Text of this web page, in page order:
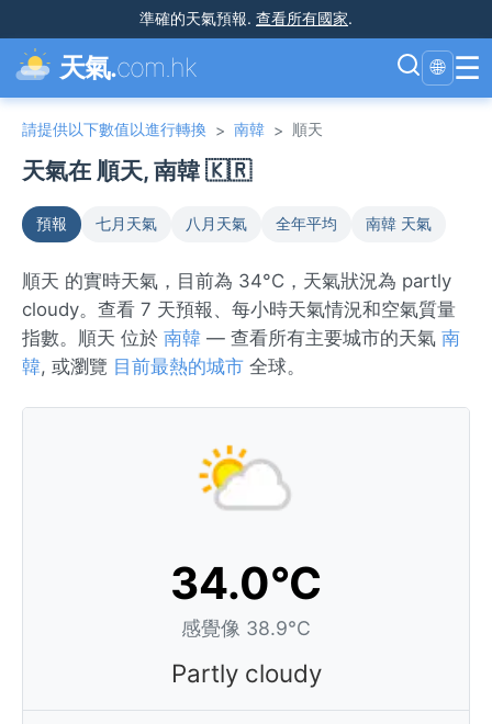
準確的天氣預報. 查看所有國家.
天氣.com.hk 🌐 ☰
請提供以下數值以進行轉換 > 南韓 > 順天
天氣在 順天, 南韓 🇰🇷
預報 七月天氣 八月天氣 全年平均 南韓 天氣
順天 的實時天氣，目前為 34°C，天氣狀況為 partly
cloudy。查看 7 天預報、每小時天氣情況和空氣質量
指數。順天 位於 南韓 — 查看所有主要城市的天氣 南
韓, 或瀏覽 目前最熱的城市 全球。
34.0°C
感覺像 38.9°C
Partly cloudy